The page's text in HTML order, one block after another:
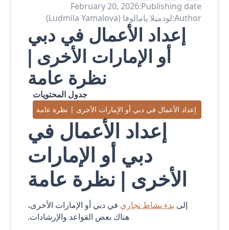
Publishing date:
February 20, 2026
Author: لودميلا يامالوفا (Ludmila Yamalova)
إعداد الأعمال في دبي
أو الإمارات الأخرى |
نظرة عامة
جدول المحتويات
إعداد الأعمال في دبي أو الإمارات الأخرى | نظرة عامة
إعداد الأعمال في
دبي أو الإمارات
الأخرى | نظرة عامة
إلى بدء نشاط تجاري في دبي أو الإمارات الأخرى،
هناك بعض القواعد والإرشادات.